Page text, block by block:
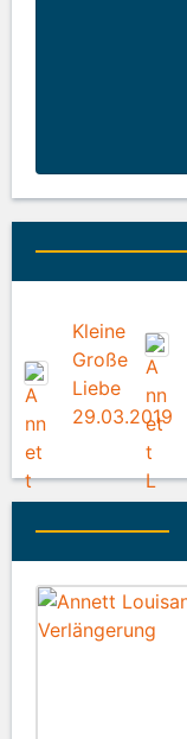
Kleine
Große
Liebe
29.03.2019